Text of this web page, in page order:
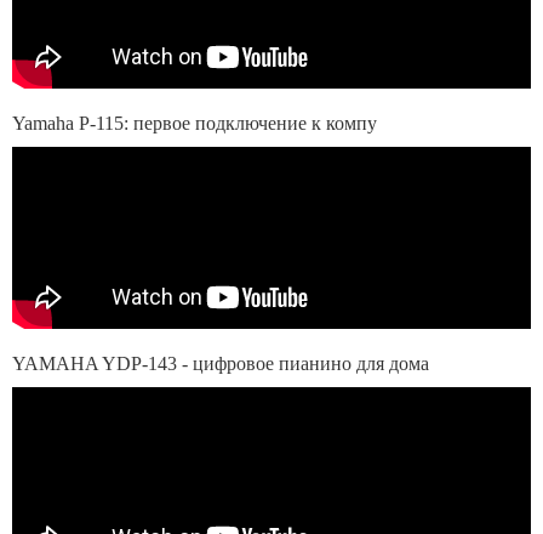
Yamaha P-115: первое подключение к компу
YAMAHA YDP-143 - цифровое пианино для дома